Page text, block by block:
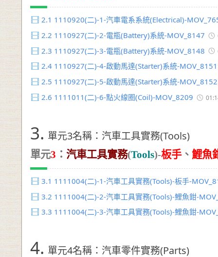
2.1 1110920(二)-1-汽車電系系統(Electrical)-
2.2 1110927(二)-2-電瓶(Battery)系統-MOV_8147
2.3 1110927(二)-3-電瓶(Battery)系統-MOV_8148
2.4 1110927(二)-4-啟動馬達(Starter)系統-MOV_8151
2.5 1110927(二)-5-啟動馬達(Starter)系統-MOV_8152
2.6 1111011(二)-6-點火線圈(Coil)-MOV_8209
3. 單元3名稱：汽車工具實務(Tools)
單元3 ： 汽車工具實務(Tools)-板手、 鯉魚
3.1 1111004(二)-1-汽車工具實務(Tools)-板手-
3.2 1111004(二)-2-汽車工具實務(Tools)-鯉魚鉗-
3.3 1111004(二)-3-汽車工具實務(Tools)-鯉魚鉗-
4. 單元4名稱：汽車零件實務(Parts)